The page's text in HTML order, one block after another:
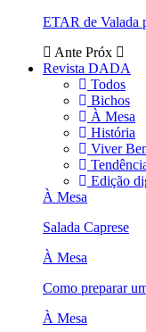
ETAR de Valada
Ante Próx
Revista DADA
Todos
Bichos
À Mesa
História
Viver
Edição
À Mesa
Salada Caprese
À Mesa
Como preparar
À Mesa